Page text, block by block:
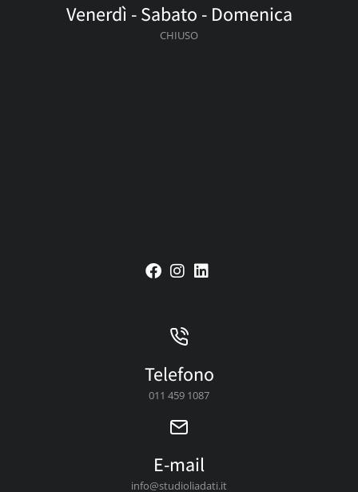
Venerdì - Sabato - Domenica
CHIUSO
Telefono
011 459 1087
E-mail
info@studioliadati.it